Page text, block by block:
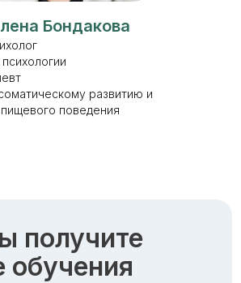
Бондакова
развитию и
поведения
получите
обучения